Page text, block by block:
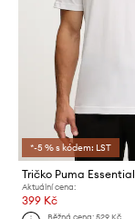
*-5 % s kódem: LST
Tričko Puma
Aktuální cena:
399 Kč
Běžná cena:529 Kč